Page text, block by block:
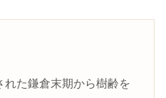
れた鎌倉末期から樹齢を